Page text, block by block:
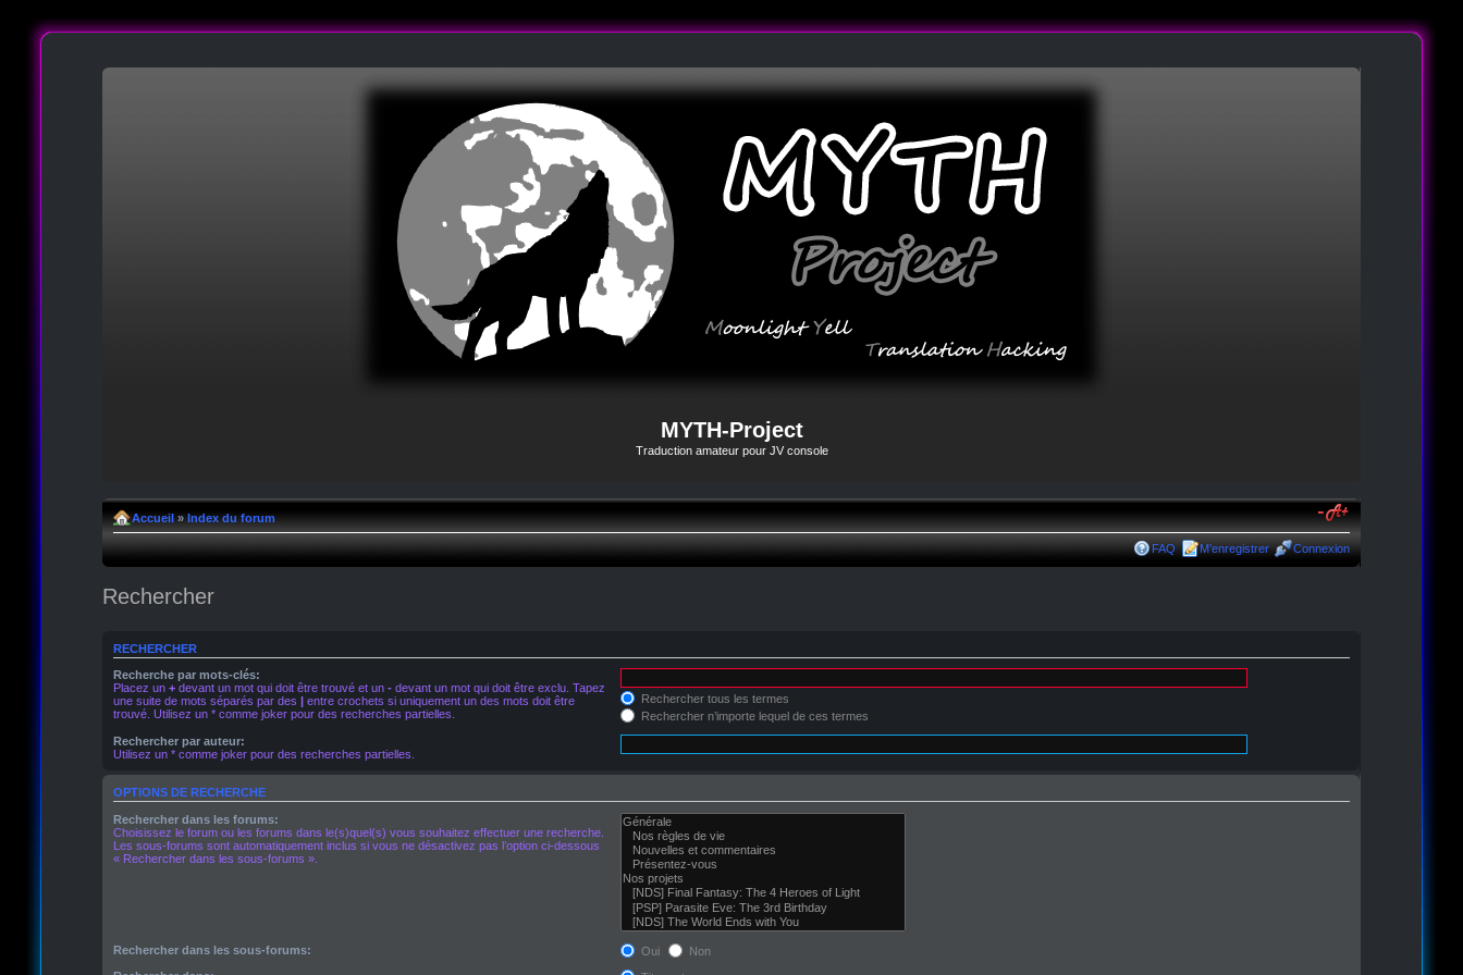
MYTH-Project
Traduction amateur pour JV console
Accueil» Index du forum
FAQ M’enregistrer Connexion
Rechercher
RECHERCHER
Recherche par mots-clés:
Placez un +devant un mot qui doit être trouvé et un -devant un mot qui doit être exclu. Tapez
une suite de mots séparés par des |entre crochets si uniquement un des mots doit être
trouvé. Utilisez un * comme joker pour des recherches partielles.
Rechercher tous les termes
Rechercher n’importe lequel de ces termes
Rechercher par auteur:
Utilisez un * comme joker pour des recherches partielles.
OPTIONS DE RECHERCHE
Rechercher dans les forums:
Choisissez le forum ou les forums dans le(s)quel(s) vous souhaitez effectuer une recherche.
Les sous-forums sont automatiquement inclus si vous ne désactivez pas l’option ci-dessous
« Rechercher dans les sous-forums ».
Rechercher dans les sous-forums: Oui
Non